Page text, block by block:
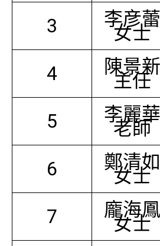
3 李彦蕾
女士
4 陳景新
主任
5 李麗華
老師
6 鄭清如
女士
7 龐海鳳
女士